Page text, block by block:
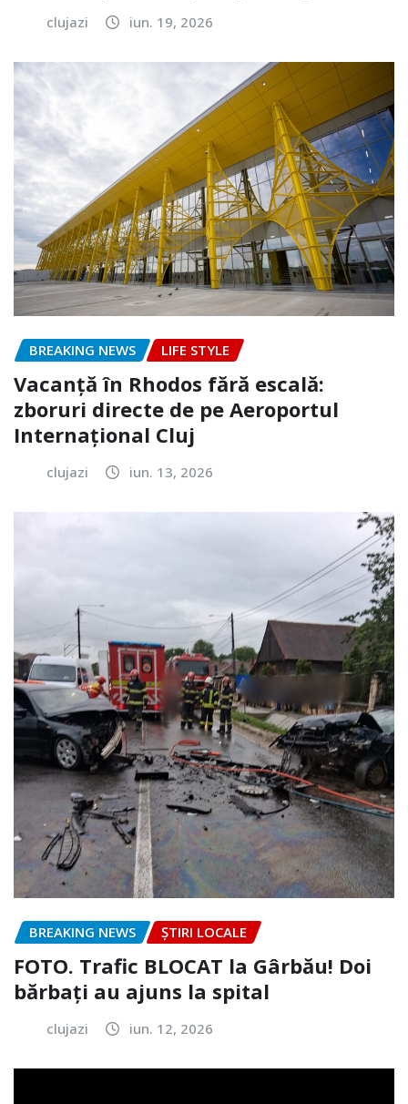
clujazi iun. 19, 2026
BREAKING NEWS LIFE STYLE
Vacanță în Rhodos fără escală:
zboruri directe de pe Aeroportul
Internațional Cluj
clujazi iun. 13, 2026
BREAKING NEWS ȘTIRI LOCALE
FOTO. Trafic BLOCAT la Gârbău! Doi
bărbați au ajuns la spital
clujazi iun. 12, 2026